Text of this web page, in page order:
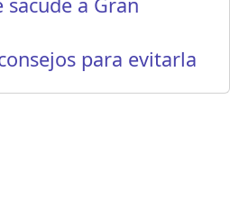
para evitarla